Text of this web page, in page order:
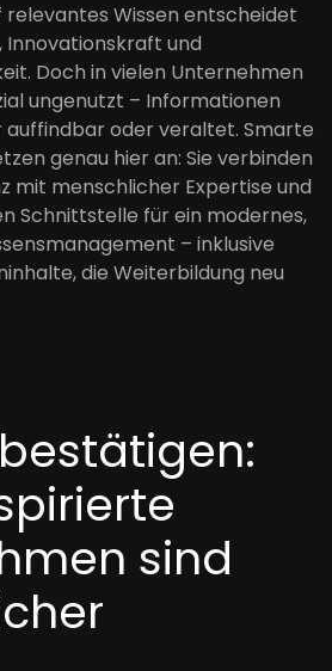
relevantes Wissen entscheidet
Innovationskraft und
Doch in vielen Unternehmen
ungenutzt – Informationen
auffindbar oder veraltet. Smarte
genau hier an: Sie verbinden
mit menschlicher Expertise und
Schnittstelle für ein modernes,
– inklusive
die Weiterbildung neu
sind